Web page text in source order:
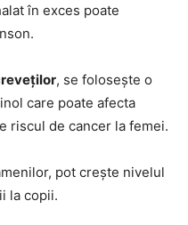
în exces poate
, se folosește o
care poate afecta
riscul de cancer la femei.
pot crește nivelul
la copii.